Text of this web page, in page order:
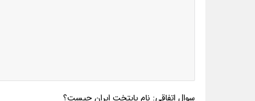
سوال اتفاقی: نام پایتخت ایران چیست؟